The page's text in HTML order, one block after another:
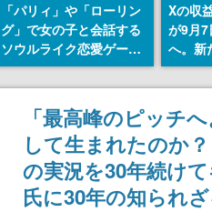
「パリィ」や「ローリン
グ」で女の子と会話する
ソウルライク恋愛ゲーム
『小早川さんはソウルラ
イク』無料公開。返事に
失敗すると「YOU
DIED」
Xの収
が9月7
へ。新
「
発表
「最高峰のピッチ
して生まれたのか
の実況を30年続け
氏に30年の知られ